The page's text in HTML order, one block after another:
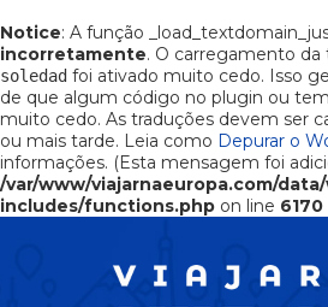
Notice: A função
incorretamente. O carregamento da
soledad foi ativado muito cedo. Isso
de que algum código no plugin ou
muito cedo. As traduções devem ser
ou mais tarde. Leia como Depurar o
informações. (Esta mensagem foi
/var/www/viajarnaeuropa.com/
includes/functions.php on line 6170